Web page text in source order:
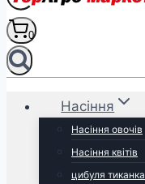
0
Насіння
Насіння овочів
Насіння квітів
цибуля тиканка